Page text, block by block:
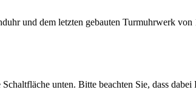
und dem letzten gebauten Turmuhrwerk
unten. Bitte beachten Sie, dass dabei